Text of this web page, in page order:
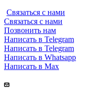
Связаться с нами
Связаться с нами
Позвонить нам
Написать в Telegram
Написать в Telegram
Написать в Whatsapp
Написать в Max